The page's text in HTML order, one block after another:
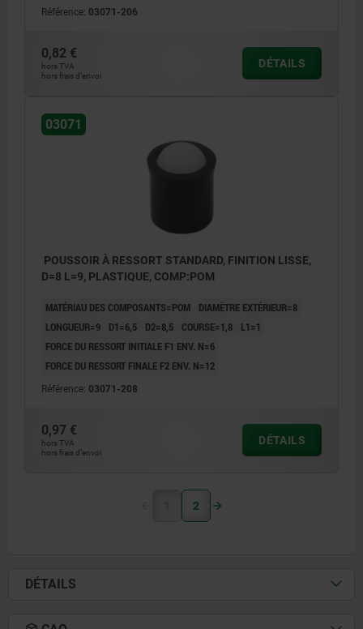
Référence: 03071-206
0,82 €
hors TVA
hors frais d’envoi
DÉTAILS
03071
POUSSOIR À RESSORT STANDARD, FINITION LISSE,
D=8 L=9, PLASTIQUE, COMP:POM
MATÉRIAU DES COMPOSANTS=POM
DIAMÈTRE EXTÉRIEUR=8
LONGUEUR=9
D1=6,5 D2=8,5 COURSE=1,8
L1=1
FORCE DU RESSORT INITIALE F1 ENV. N=6
FORCE DU RESSORT FINALE F2 ENV. N=12
Référence: 03071-208
0,97 €
hors TVA
hors frais d’envoi
DÉTAILS
1 2
DÉTAILS